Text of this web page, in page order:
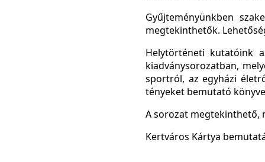
Gyűjteményünkben
megtekinthetők.
Helytörténeti kutatóink
kiadványsorozatban,
sportról, az egyházi
tényeket bemutató
A sorozat megtekinthető,
Kertváros Kártya